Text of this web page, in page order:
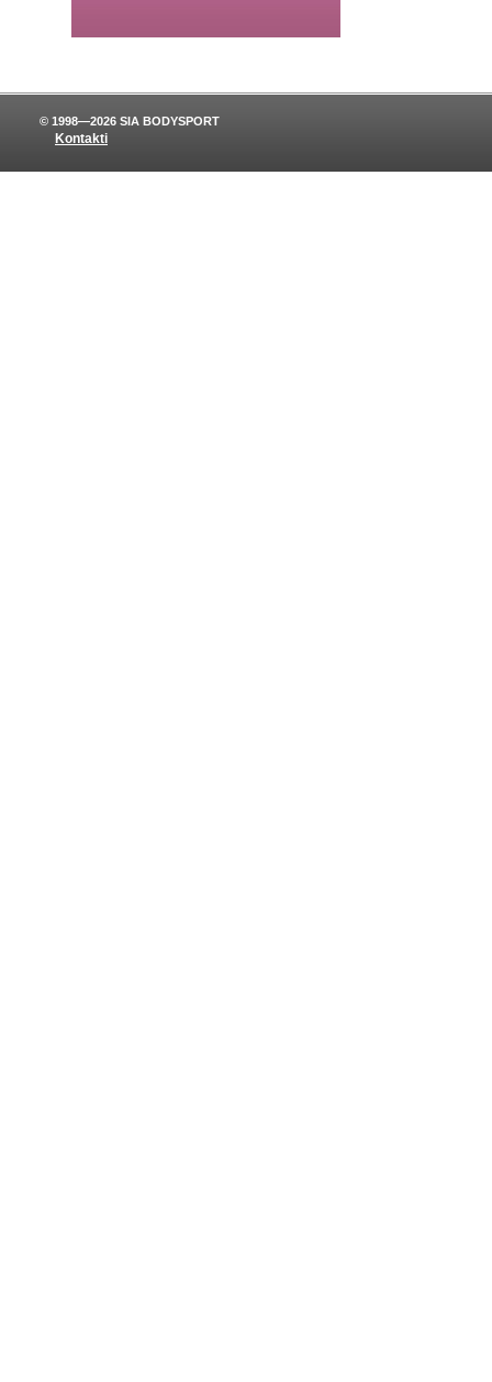
Kontakti
© 1998—2026 SIA BODYSPORT